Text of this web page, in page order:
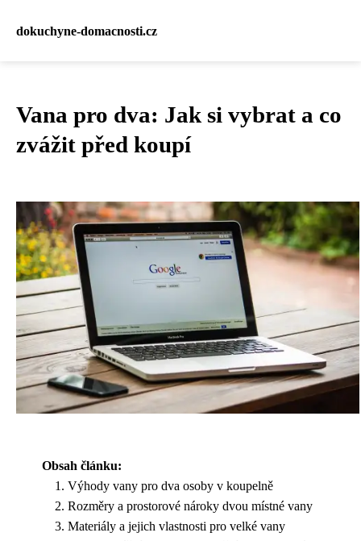
dokuchyne-domacnosti.cz
Vana pro dva: Jak si vybrat a co
zvážit před koupí
Obsah článku:
Výhody vany pro dva osoby v koupelně
Rozměry a prostorové nároky dvou místné vany
Materiály a jejich vlastnosti pro velké vany